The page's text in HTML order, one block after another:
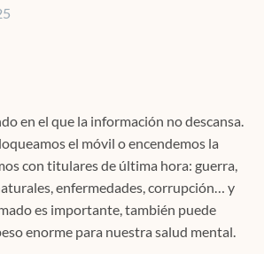
en el que la información no descansa.
el móvil o encendemos la
con titulares de última hora: guerra,
enfermedades, corrupción… y
es importante, también puede
enorme para nuestra salud mental.